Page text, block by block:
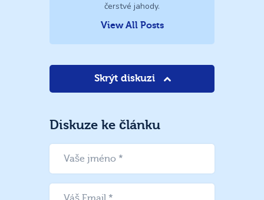
čerstvé jahody.
View All Posts
Skrýt diskuzi
Diskuze ke článku